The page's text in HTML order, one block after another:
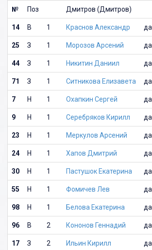
№ Поз Дмитров (Дмитров)
14 В 1 Краснов Александр да
25 З 1 Морозов Арсений да
44 З 1 Никитин Даниил да
71 З 1 Ситникова Елизавета да
7 Н 1 Охапкин Сергей да
9 Н 1 Серебряков Кирилл да
23 Н 1 Меркулов Арсений да
24 Н 1 Хапов Дмитрий да
30 Н 1 Пастушок Екатерина да
55 Н 1 Фомичев Лев да
98 Н 1 Белова Екатерина да
96 В 2 Кононов Геннадий да
17 З 2 Ильин Кирилл да